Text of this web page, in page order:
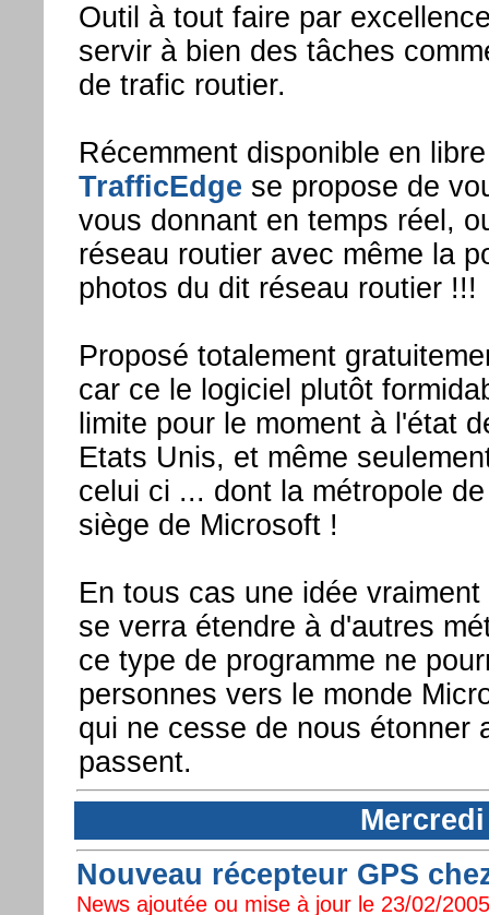
Outil à tout faire par
servir à bien des tâches
de trafic routier.
Récemment disponible en
TrafficEdge se propose de
vous donnant en temps réel,
réseau routier avec même la
photos du dit réseau routier !!!
Proposé totalement
car ce le logiciel plutôt
limite pour le moment à l'état
Etats Unis, et même
celui ci ... dont la métropole
siège de Microsoft !
En tous cas une idée
se verra étendre à d'autres
ce type de programme ne
personnes vers le monde
qui ne cesse de nous étonner
passent.
Nouveau récepteur GPS
News ajoutée ou mise à jour le 23/02/